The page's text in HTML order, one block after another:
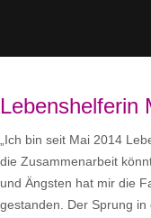
Lebenshelferin
„Ich bin seit Mai 2014
die Zusammenarbeit
und Ängsten hat mir die
gestanden. Der Sprung in